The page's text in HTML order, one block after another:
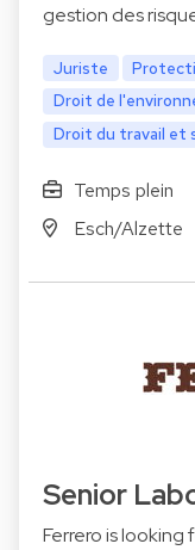
gestion des
Juriste
Droit de
Droit du travail et
Temps plein
Esch/Alzette
Senior
Ferrero is looking